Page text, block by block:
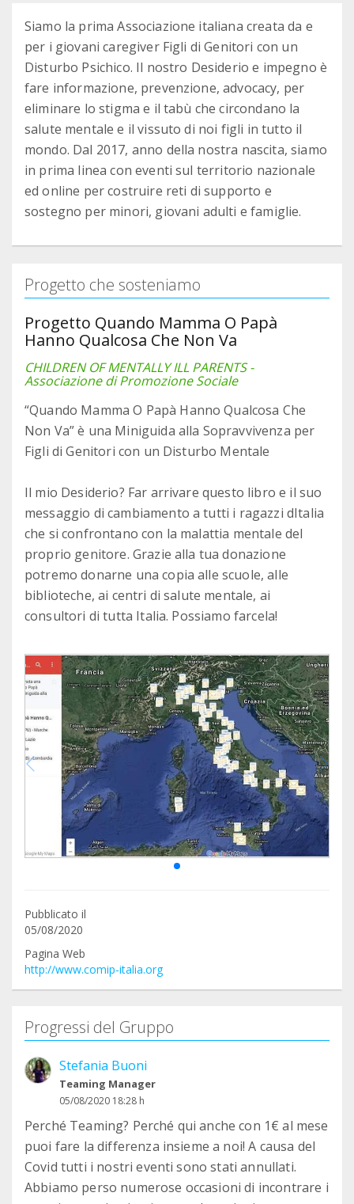
Siamo la prima Associazione italiana creata da e
per i giovani caregiver Figli di Genitori con un
Disturbo Psichico. Il nostro Desiderio e impegno è
fare informazione, prevenzione, advocacy, per
eliminare lo stigma e il tabù che circondano la
salute mentale e il vissuto di noi figli in tutto il
mondo. Dal 2017, anno della nostra nascita, siamo
in prima linea con eventi sul territorio nazionale
ed online per costruire reti di supporto e
sostegno per minori, giovani adulti e famiglie.
Progetto che sosteniamo
Progetto Quando Mamma O Papà
Hanno Qualcosa Che Non Va
CHILDREN OF MENTALLY ILL PARENTS -
Associazione di Promozione Sociale
“Quando Mamma O Papà Hanno Qualcosa Che
Non Va” è una Miniguida alla Sopravvivenza per
Figli di Genitori con un Disturbo Mentale
Il mio Desiderio? Far arrivare questo libro e il suo
messaggio di cambiamento a tutti i ragazzi dItalia
che si confrontano con la malattia mentale del
proprio genitore. Grazie alla tua donazione
potremo donarne una copia alle scuole, alle
biblioteche, ai centri di salute mentale, ai
consultori di tutta Italia. Possiamo farcela!
Pubblicato il
05/08/2020
Pagina Web
http://www.comip-italia.org
Progressi del Gruppo
Stefania Buoni
Teaming Manager
05/08/2020 18:28 h
Perché Teaming? Perché qui anche con 1€ al mese
puoi fare la differenza insieme a noi! A causa del
Covid tutti i nostri eventi sono stati annullati.
Abbiamo perso numerose occasioni di incontrare i